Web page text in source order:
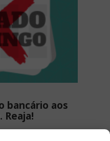
bancário aos
Reaja!